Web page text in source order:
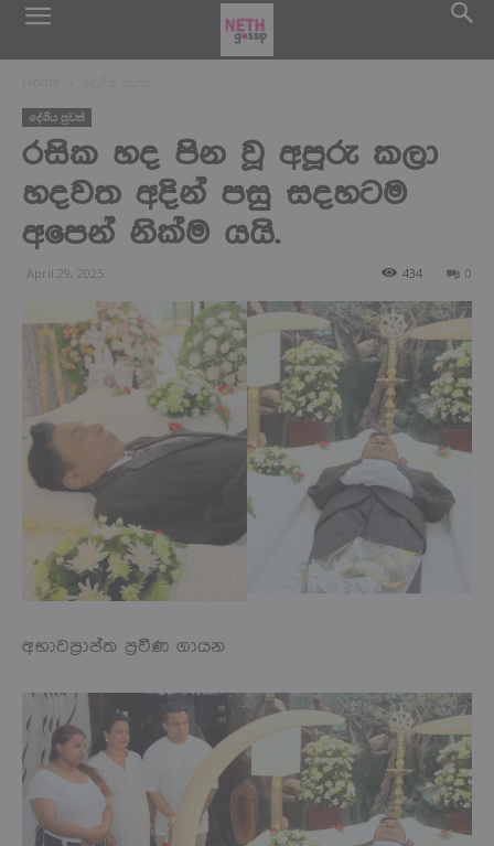
දේශිය පුවත්
රසික හද පින වූ අපූරු කලා
හදවත අදින් පසු සදහටම
අපෙන් නික්ම යයි.
April 29, 2025 0
434
අභාවප්‍රාප්ත ප්‍රවීණ ගායන